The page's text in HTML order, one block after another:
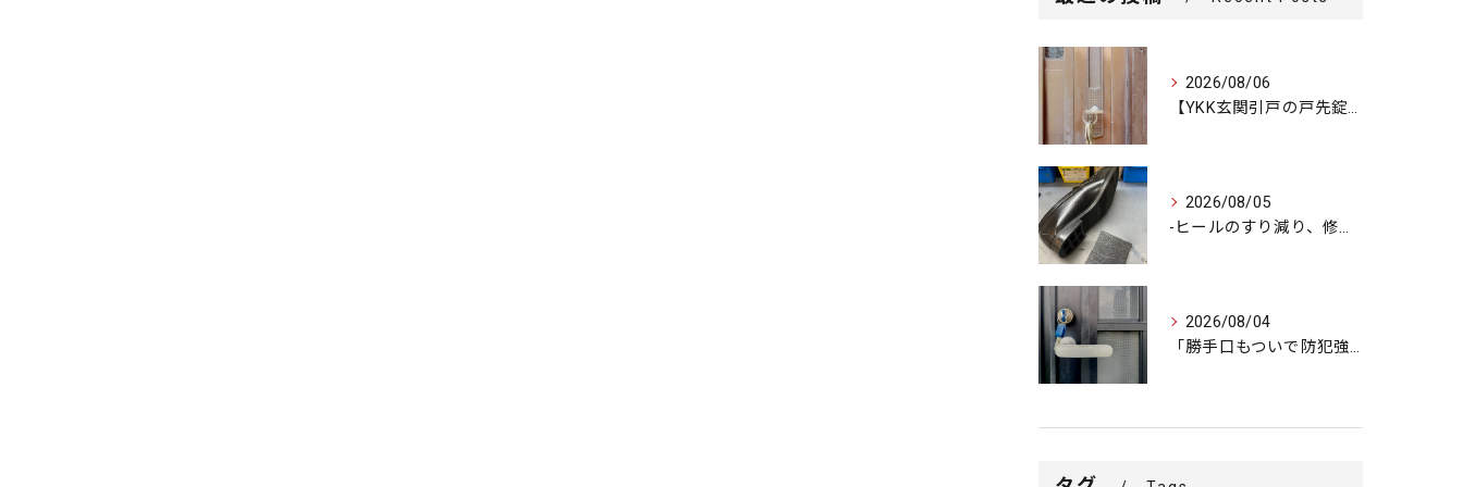
2026/08/06
【YKK玄関引戸の戸先錠が勝手にかかる…廃盤MIWA錠前を奇...
2026/08/05
-ヒールのすり減り、修理できます-
2026/08/04
「勝手口もついで防犯強化で安心をプラス」